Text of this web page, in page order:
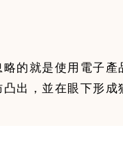
的就是使用電子
出，並在眼下形成